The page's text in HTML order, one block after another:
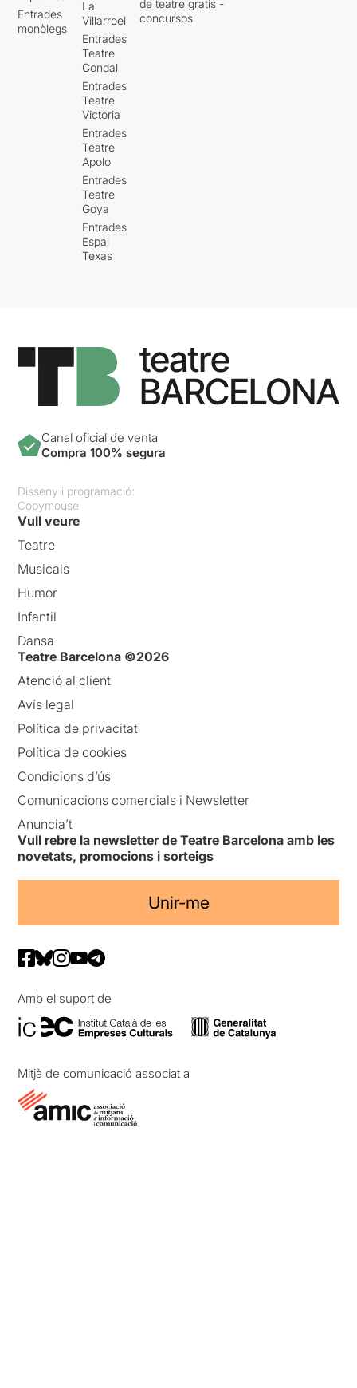
Entrades
monòlegs
La
Villarroel
Entrades
Teatre
Condal
Entrades
Teatre
Victòria
Entrades
Teatre
Apolo
Entrades
Teatre
Goya
Entrades
Espai
Texas
de teatre gratis -
concursos
Canal oficial de venta
Compra 100% segura
Disseny i programació:
Copymouse
Vull veure
Teatre
Musicals
Humor
Infantil
Dansa
Teatre Barcelona ©2026
Atenció al client
Avís legal
Política de privacitat
Política de cookies
Condicions d’ús
Comunicacions comercials i Newsletter
Anuncia’t
Vull rebre la newsletter de Teatre Barcelona amb les
novetats, promocions i sorteigs
Unir-me
Amb el suport de
Mitjà de comunicació associat a